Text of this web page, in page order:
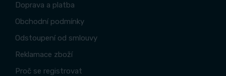
Doprava a platba
Obchodní podmínky
Odstoupení od smlouvy
Reklamace zboží
Proč se registrovat